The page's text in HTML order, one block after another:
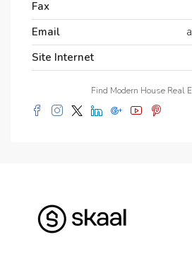
Fax
Email
Site Internet
Find Modern House Real